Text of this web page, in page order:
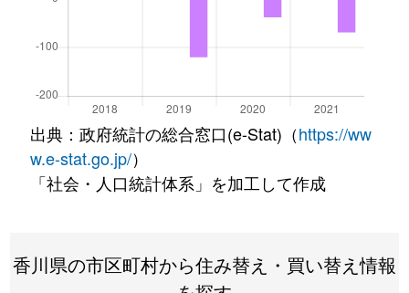
出典：政府統計の総合窓口(e-Stat)（https://ww
w.e-stat.go.jp/）
「社会・人口統計体系」を加工して作成
香川県の市区町村から住み替え・買い替え情報